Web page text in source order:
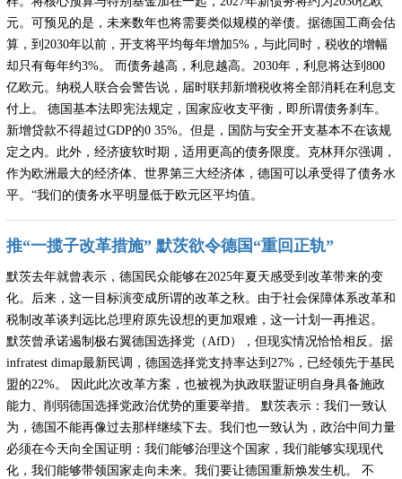
元。可预见的是，未来数年也将需要类似规模的举债。据德国工商会估
算，到2030年以前，开支将平均每年增加5%，与此同时，税收的增幅
却只有每年约3%。 而债务越高，利息越高。2030年，利息将达到800
亿欧元。纳税人联合会警告说，届时联邦新增税收将全部消耗在利息支
付上。 德国基本法即宪法规定，国家应收支平衡，即所谓债务刹车。
新增贷款不得超过GDP的0 35%。但是，国防与安全开支基本不在该规
定之内。此外，经济疲软时期，适用更高的债务限度。克林拜尔强调，
作为欧洲最大的经济体、世界第三大经济体，德国可以承受得了债务水
平。“我们的债务水平明显低于欧元区平均值。
推“一揽子改革措施” 默茨欲令德国“重回正轨”
默茨去年就曾表示，德国民众能够在2025年夏天感受到改革带来的变
化。后来，这一目标演变成所谓的改革之秋。由于社会保障体系改革和
税制改革谈判远比总理府原先设想的更加艰难，这一计划一再推迟。
默茨曾承诺遏制极右翼德国选择党（AfD），但现实情况恰恰相反。据
infratest dimap最新民调，德国选择党支持率达到27%，已经领先于基民
盟的22%。 因此此次改革方案，也被视为执政联盟证明自身具备施政
能力、削弱德国选择党政治优势的重要举措。 默茨表示：我们一致认
为，德国不能再像过去那样继续下去。我们也一致认为，政治中间力量
必须在今天向全国证明：我们能够治理这个国家，我们能够实现现代
化，我们能够带领国家走向未来。我们要让德国重新焕发生机。 不